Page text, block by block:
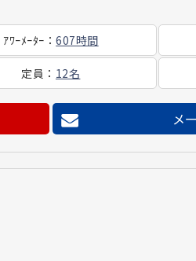
ｱﾜｰﾒｰﾀｰ ：607時間
定員 ： 12名
メ